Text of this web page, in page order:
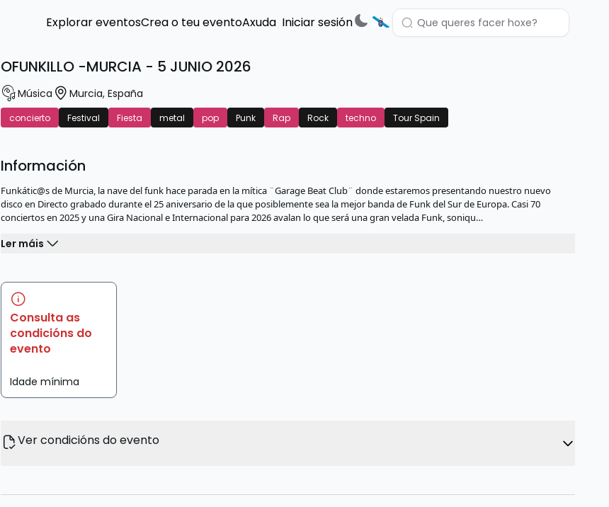
Explorar eventosCrea o teu eventoAxuda Iniciar sesión
OFUNKILLO -MURCIA - 5 JUNIO 2026
Música Murcia, España
concierto Festival Fiesta metal pop Punk Rap Rock techno Tour Spain
Información
Funkátic@s de Murcia, la nave del funk hace parada en la mítica ¨Garage Beat Club¨ donde estaremos presentando nuestro nuevo
disco en Directo grabado durante el 25 aniversario de la que posiblemente sea la mejor banda de Funk del Sur de Europa. Casi 70
conciertos en 2025 y una Gira Nacional e Internacional para 2026 avalan lo que será una gran velada Funk, soniqu…
Ler máis
Consulta as
condicións do
evento
Idade mínima
Ver condicións do evento